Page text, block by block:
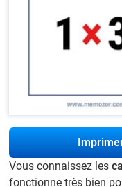
Vous connaissez les
fonctionne très bien